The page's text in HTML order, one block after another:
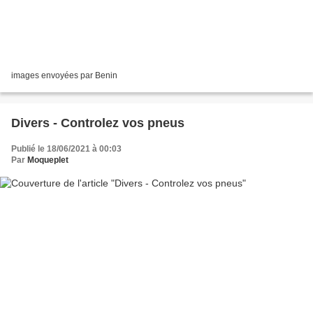
images envoyées par Benin
Divers - Controlez vos pneus
Publié le 18/06/2021 à 00:03
Par Moqueplet